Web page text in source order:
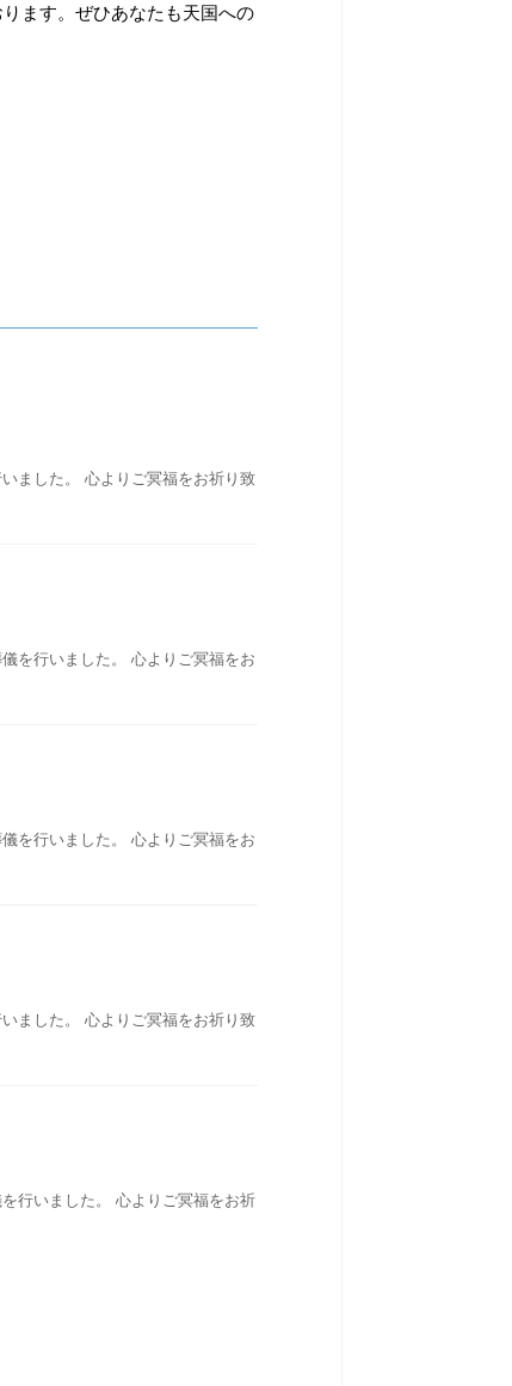
ます。ぜひあなたも天国への
ました。 心よりご冥福をお祈り致
を行いました。 心よりご冥福をお
を行いました。 心よりご冥福をお
ました。 心よりご冥福をお祈り致
行いました。 心よりご冥福をお祈